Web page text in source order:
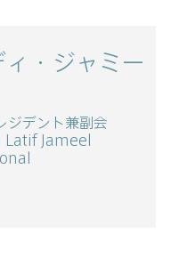
ィ・ジャミー
ジデント兼副会
Latif Jameel